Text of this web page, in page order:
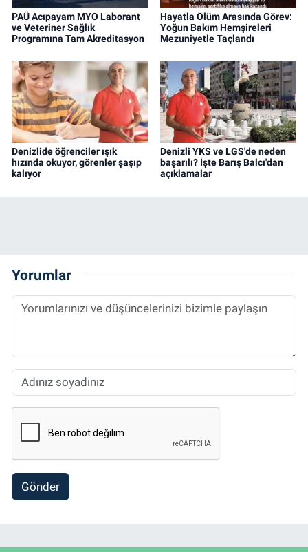
PAÜ Acıpayam MYO Laborant
ve Veteriner Sağlık
Programına Tam Akreditasyon
Hayatla Ölüm Arasında Görev:
Yoğun Bakım Hemşireleri
Mezuniyetle Taçlandı
Denizlide öğrenciler ışık
hızında okuyor, görenler şaşıp
kalıyor
Denizli YKS ve LGS'de neden
başarılı? İşte Barış Balcı'dan
açıklamalar
Yorumlar
Gönder